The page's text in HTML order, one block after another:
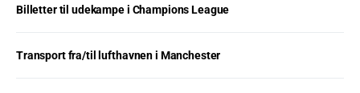
Billetter til udekampe i Champions League
Transport fra/til lufthavnen i Manchester